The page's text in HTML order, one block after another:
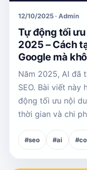
12/10/2025 · Admin
Tự động tối ưu
2025 – Cách
Google mà
Năm 2025, AI đã
SEO. Bài viết
động tối ưu nội
thời gian và chi
#seo #ai